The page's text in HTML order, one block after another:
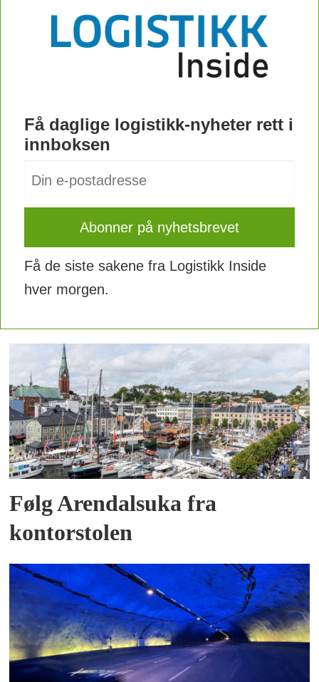
Få daglige logistikk-nyheter rett i
innboksen
Få de siste sakene fra Logistikk Inside
hver morgen.
Følg Arendalsuka fra
kontorstolen